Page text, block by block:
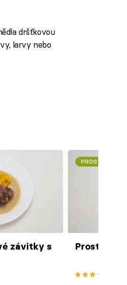
dršťkovou
larvy nebo
závitky s
PROSTŘENO!
Prostřeno: